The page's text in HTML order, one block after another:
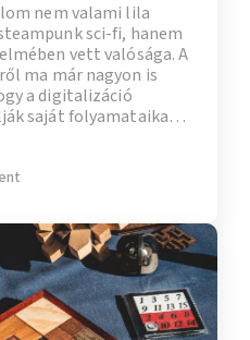
nem valami lila
sci-fi, hanem
vett valósága. A
ma már nagyon is
a digitalizáció
saját folyamataikat –
közvetlen
tudjuk: aki lemarad,